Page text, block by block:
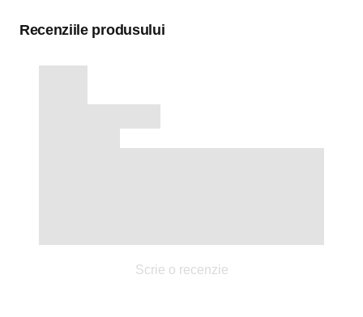
Recenziile produsului
Scrie o recenzie